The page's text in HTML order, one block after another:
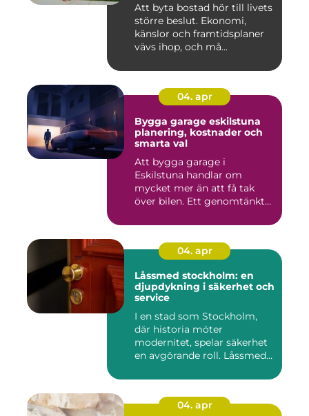
Att byta bostad hör till livets
större beslut. Ekonomi,
känslor och framtidsplaner
vävs ihop, och må...
04. apr
Bygga garage eskilstuna
planering, kostnader och
smarta val
Att bygga garage i
Eskilstuna handlar om
mycket mer än att få tak
över bilen. Ett genomtänkt
04. apr
Låssmed stockholm: en
djupdykning i säkerhet och
service
I en stad som Stockholm,
där historia möter
modernitet, spelar säkerhet
en avgörande roll. Låssmed
04. apr